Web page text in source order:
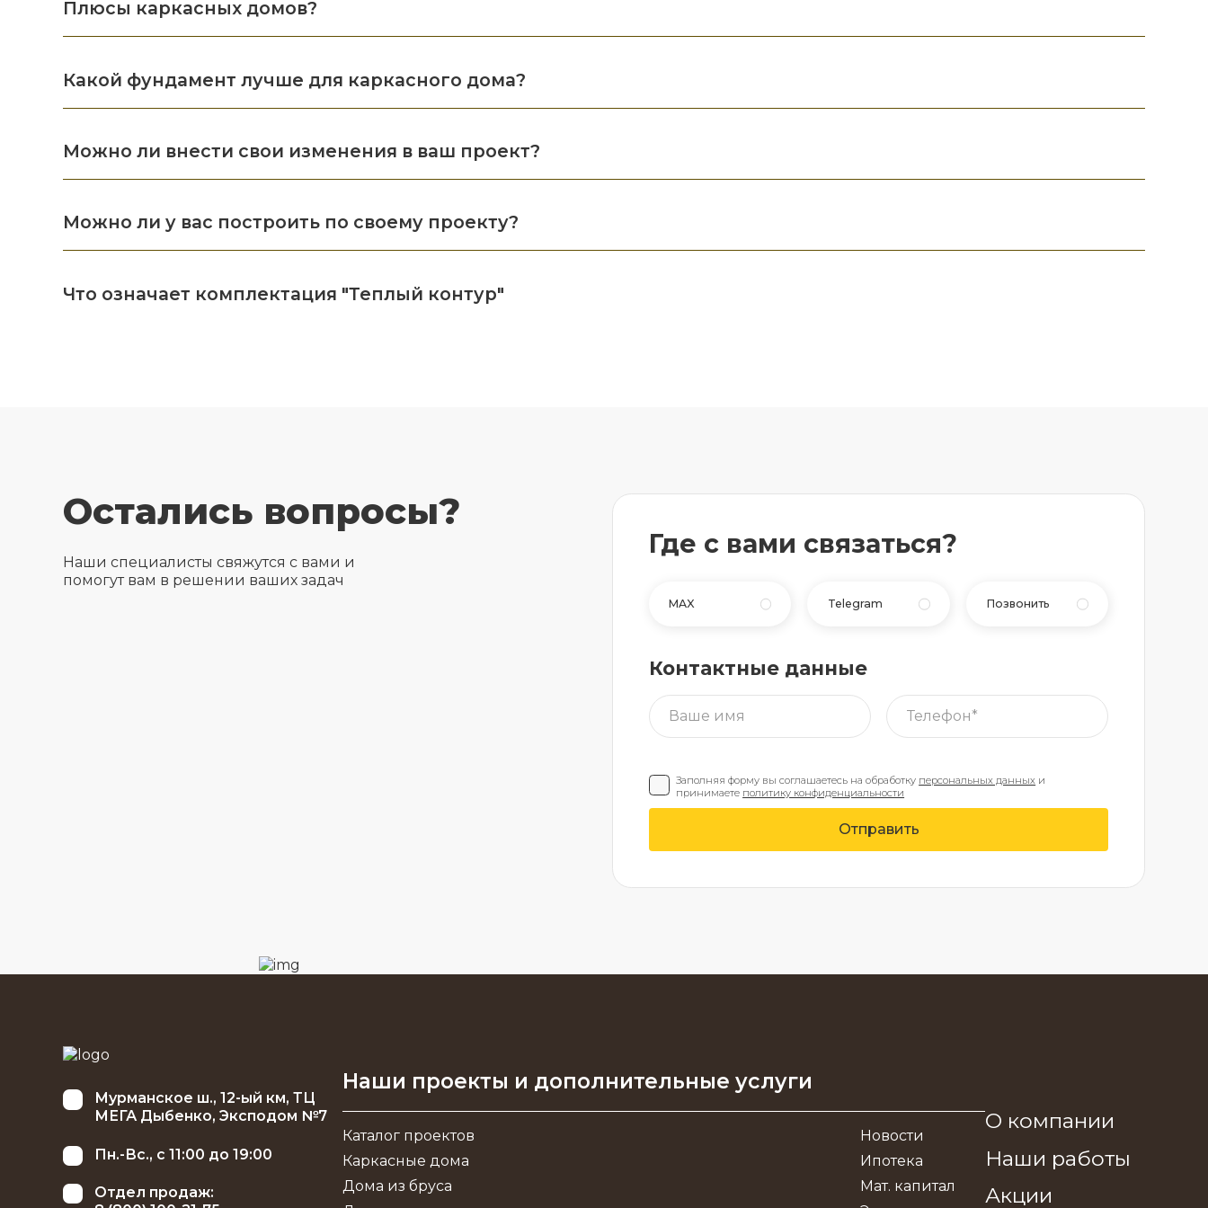
Плюсы каркасных домов?
Какой фундамент лучше для каркасного дома?
Можно ли внести свои изменения в ваш проект?
Можно ли у вас построить по своему проекту?
Что означает комплектация "Теплый контур"
Остались вопросы?
Наши специалисты свяжутся с вами и
помогут вам в решении ваших задач
Где с вами связаться?
MAX Telegram Позвонить
Контактные данные
Заполняя форму вы соглашаетесь на обработку персональных данных и
принимаете политику конфиденциальности
Отправить
Мурманское ш., 12-ый км, ТЦ
МЕГА Дыбенко, Эксподом №7
Пн.-Вс., с 11:00 до 19:00
Отдел продаж:
Наши проекты и дополнительные услуги
Каталог проектов
Каркасные дома
Дома из бруса
Новости
Ипотека
Мат. капитал
О компании
Наши работы
Акции